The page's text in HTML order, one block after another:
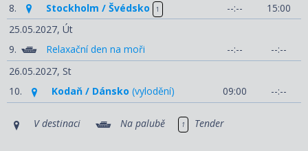
8.
Stockholm / Švédsko 1 --:--
15:00
25.05.2027, Út
9.
Relaxační den na moři --:--
--:--
26.05.2027, St
10.
Kodaň / Dánsko (vylodění) 09:00 --:--
V destinaci Na palubě 1 Tender